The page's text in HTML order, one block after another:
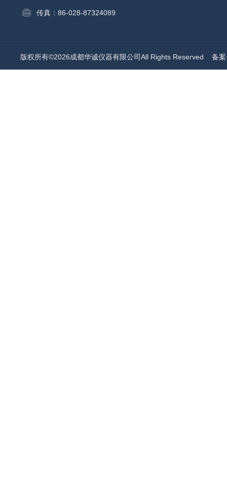
传真：86-028-87324089
版权所有©2026成都华诚仪器有限公司All Rights Reserved 备